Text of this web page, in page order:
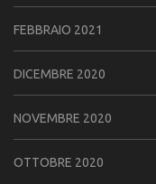
FEBBRAIO 2021
DICEMBRE 2020
NOVEMBRE 2020
OTTOBRE 2020